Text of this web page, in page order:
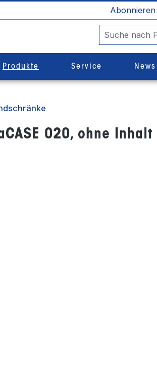
Produkte Service News
020, ohne Inhalt